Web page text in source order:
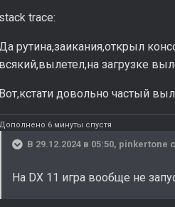
trace:
рутина,заикания,открыл
загрузке
довольно частый
6 минуты спустя
В 29.12.2024 в 05:50, pinkertone
На DX 11 игра вообще не